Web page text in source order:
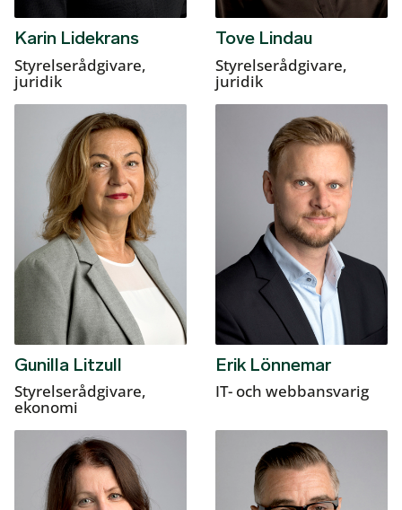
Karin Lidekrans
Styrelserådgivare,
juridik
Tove Lindau
Styrelserådgivare,
juridik
Gunilla Litzull
Styrelserådgivare,
ekonomi
Erik Lönnemar
IT- och webbansvarig